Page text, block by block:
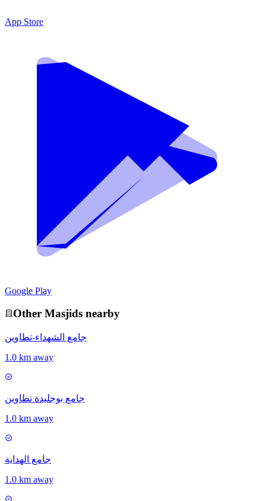
App Store
Google Play
Other Masjids nearby
جامع الشهداء-تطاوين
1.0 km away
جامع بوجليدة تطاوين
1.0 km away
جامع الهداية
1.0 km away